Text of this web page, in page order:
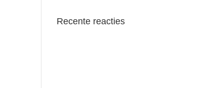
Recente reacties